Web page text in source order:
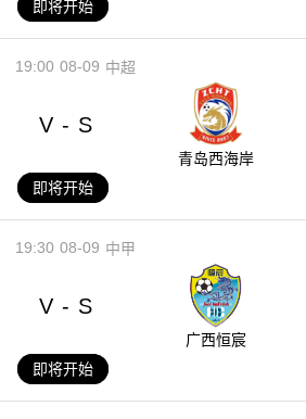
即将开始
08-09
19:00 中超
V - S
青岛西海岸
即将开始
08-09
19:30 中甲
V - S
广西恒宸
即将开始